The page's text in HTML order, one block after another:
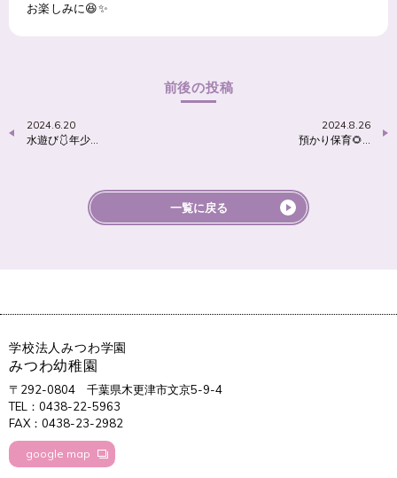
お楽しみに😆✨
前後の投稿
2024.6.20
水遊び🩱年少…
2024.8.26
預かり保育🌻…
一覧に戻る
学校法人みつわ学園
みつわ幼稚園
〒292-0804
千葉県木更津市文京5-9-4
TEL：0438-22-5963
FAX：0438-23-2982
google map